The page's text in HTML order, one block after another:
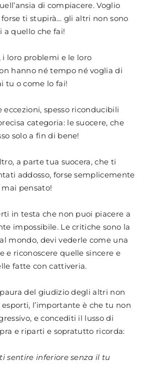
di compiacere. Voglio
ti stupirà… gli altri non sono
a quello che fai!
i loro problemi e le loro
hanno né tempo né voglia di
tu o come lo fai!
eccezioni, spesso riconducibili
categoria: le suocere, che
solo a fin di bene!
a parte tua suocera, che ti
addosso, forse semplicemente
mai pensato!
in testa che non puoi piacere a
impossibile. Le critiche sono la
mondo, devi vederle come una
e riconoscere quelle sincere e
fatte con cattiveria.
del giudizio degli altri non
l’importante è che tu non
e concediti il lusso di
e riparti e sopratutto ricorda:
sentire inferiore senza il tu